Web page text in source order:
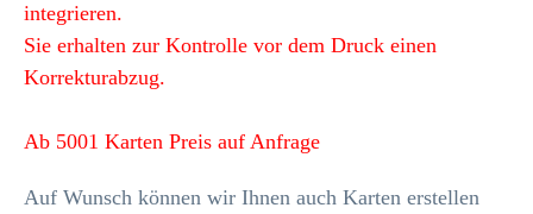
integrieren.
Sie erhalten zur Kontrolle vor dem Druck einen
Korrekturabzug.
Ab 5001 Karten Preis auf Anfrage
Auf Wunsch können wir Ihnen auch Karten erstellen